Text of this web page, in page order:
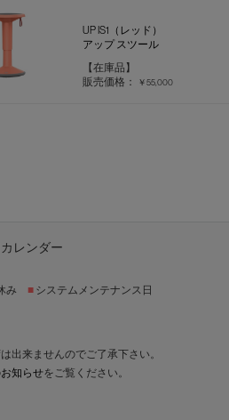
UP IS1（レッド）
アップ スツール
【在庫品】
販売価格：
￥55,000
レンダー
み ■ システムメンテナンス日
出来ませんのでご了承下さい。
知らせをご覧ください。